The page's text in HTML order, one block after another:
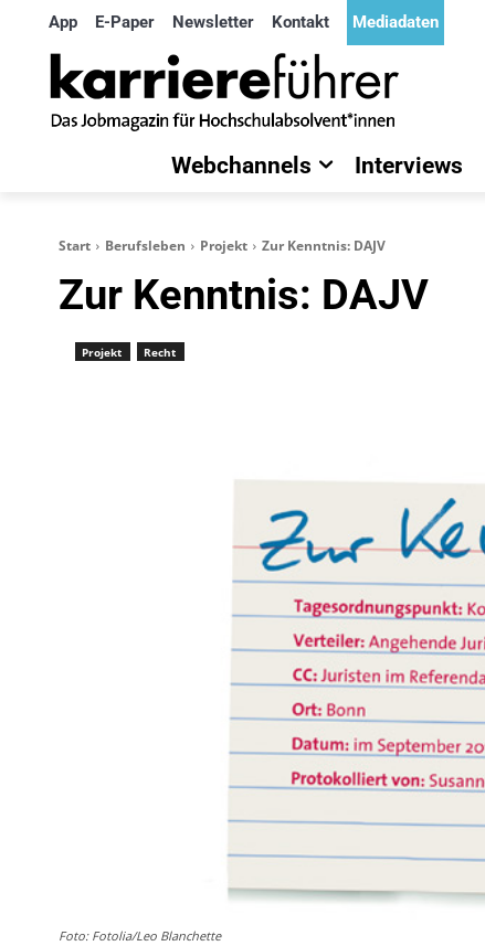
App E-Paper Newsletter Kontakt Mediadaten
Webchannels Interviews
Start Berufsleben Projekt Zur Kenntnis: DAJV
Zur Kenntnis: DAJV
Projekt Recht
Foto: Fotolia/Leo Blanchette